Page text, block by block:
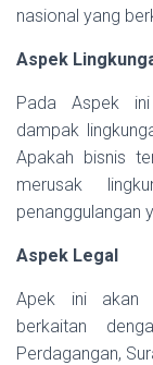
nasional yang
Aspek
Pada Aspek
dampak
Apakah bisnis
merusak
penanggulangan
Aspek Legal
Apek ini akan
berkaitan
Perdagangan,